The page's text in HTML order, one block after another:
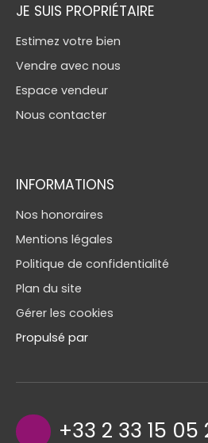
JE SUIS PROPRIÉTAIRE
Estimez votre bien
Vendre avec nous
Espace vendeur
Nous contacter
INFORMATIONS
Nos honoraires
Mentions légales
Politique de confidentialité
Plan du site
Gérer les cookies
Propulsé par
+33 2 33 15 05